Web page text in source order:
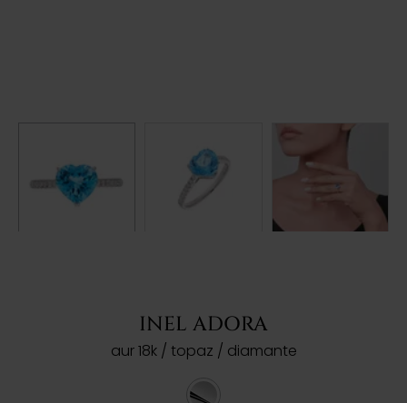
INEL ADORA
aur 18k / topaz / diamante